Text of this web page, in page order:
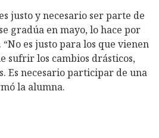
justo y necesario ser parte de
gradúa en mayo, lo hace por
es justo para los que vienen
sufrir los cambios drásticos,
Es necesario participar de una
la alumna.